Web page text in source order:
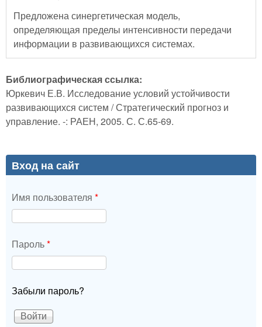
Предложена синергетическая модель,
определяющая пределы интенсивности передачи
информации в развивающихся системах.
Библиографическая ссылка:
Юркевич Е.В. Исследование условий устойчивости
развивающихся систем / Стратегический прогноз и
управление. -: РАЕН, 2005. С. С.65-69.
Вход на сайт
Имя пользователя *
Пароль*
Забыли пароль?